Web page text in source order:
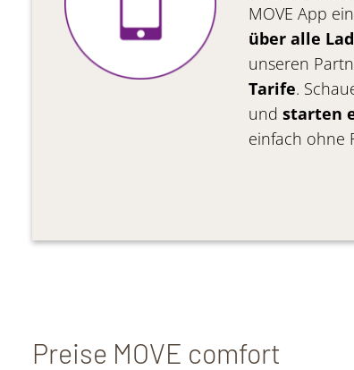
MOVE App
über alle
unseren
Tarife.
und starten
einfach ohne
Preise MOVE comfort